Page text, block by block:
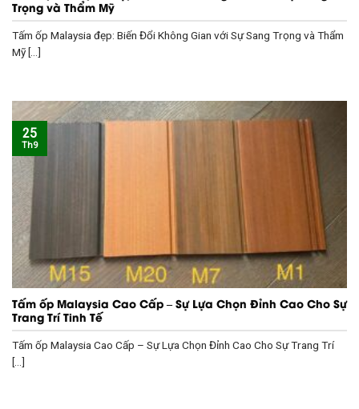
Trọng và Thẩm Mỹ
Tấm ốp Malaysia đẹp: Biến Đổi Không Gian với Sự Sang Trọng và Thẩm
Mỹ [...]
Tấm ốp Malaysia Cao Cấp – Sự Lựa Chọn Đỉnh Cao Cho Sự
Trang Trí Tinh Tế
Tấm ốp Malaysia Cao Cấp – Sự Lựa Chọn Đỉnh Cao Cho Sự Trang Trí
[...]
25
Th9